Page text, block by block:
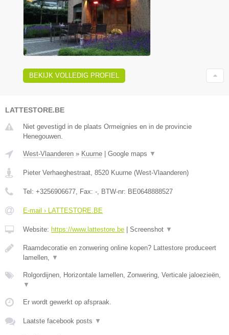
BEKIJK VOLLEDIG PROFIEL
LATTESTORE.BE
Niet gevestigd in de plaats Ormeignies en in de provincie
Henegouwen.
West-Vlaanderen » Kuurne Google maps ▼
Pieter Verhaeghestraat 8520 Kuurne (West-Vlaanderen)
Tel: +3256906677 , Fax: - , BTW-nr: BE0648888527
E-mail › LATTESTORE.BE
Website: https://www.lattestore.be Screenshot ▼
Raamdecoratie en zonwering online kopen? Lattestore produceert
lamellen,
▼
Rolgordijnen, Horizontale lamellen, Zonwering, Verticale jaloezieën,
▼
Er wordt gewerkt op afspraak.
Laatste facebook posts ▼